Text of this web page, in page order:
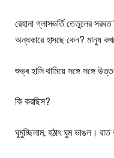
রেহানা গ্লাসভর্তি তেতুলের
অন্ধকারে হাসছে কেন? মানুষ
শুভ্ৰ হাসি থামিয়ে সঙ্গে সঙ্গে
কি করছিস?
ঘুমুচ্ছিলাম, হঠাৎ ঘুম ভাঙল।